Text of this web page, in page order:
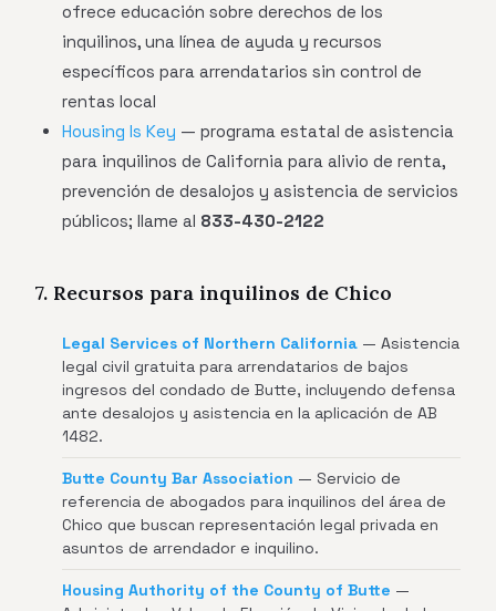
ofrece educación sobre derechos de los
inquilinos, una línea de ayuda y recursos
específicos para arrendatarios sin control de
rentas local
Housing Is Key — programa estatal de asistencia
para inquilinos de California para alivio de renta,
prevención de desalojos y asistencia de servicios
públicos; llame al 833-430-2122
7. Recursos para inquilinos de Chico
Legal Services of Northern California — Asistencia
legal civil gratuita para arrendatarios de bajos
ingresos del condado de Butte, incluyendo defensa
ante desalojos y asistencia en la aplicación de AB
1482.
Butte County Bar Association — Servicio de
referencia de abogados para inquilinos del área de
Chico que buscan representación legal privada en
asuntos de arrendador e inquilino.
Housing Authority of the County of Butte —